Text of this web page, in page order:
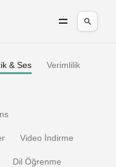
& Ses Verimlilik
Video İndirme
Dil Öğrenme